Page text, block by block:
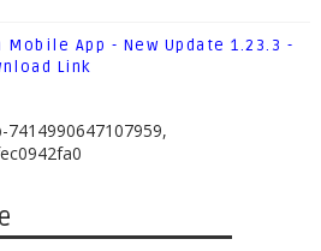
Mobile App - New Update 1.23.3 -
Link